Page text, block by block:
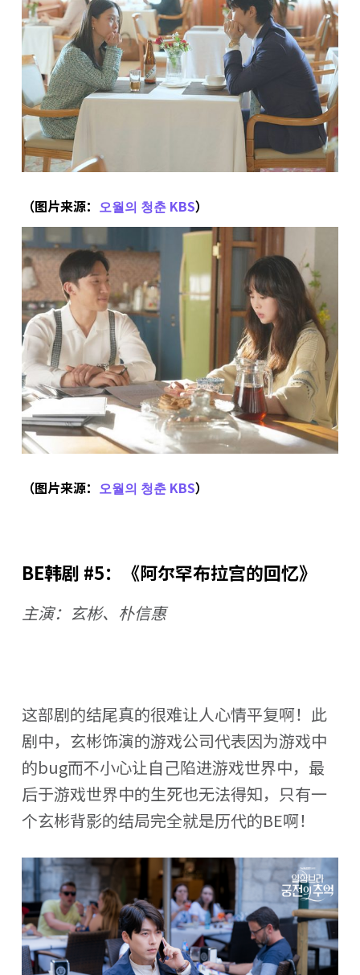
（图片来源： 오월의 청춘 KBS）
（图片来源： 오월의 청춘 KBS）
BE韩剧 #5：《阿尔罕布拉宫的回忆》
主演：玄彬、朴信惠
这部剧的结尾真的很难让人心情平复啊！此
剧中，玄彬饰演的游戏公司代表因为游戏中
的bug而不小心让自己陷进游戏世界中，最
后于游戏世界中的生死也无法得知，只有一
个玄彬背影的结局完全就是历代的BE啊！